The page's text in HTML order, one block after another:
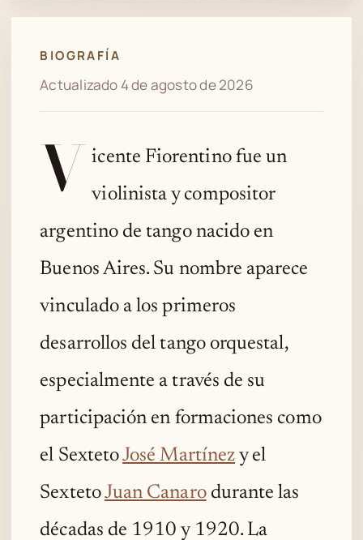
BIOGRAFÍA
Actualizado 4 de agosto de 2026
V icente Fiorentino fue un
violinista y compositor
argentino de tango nacido en
Buenos Aires. Su nombre aparece
vinculado a los primeros
desarrollos del tango orquestal,
especialmente a través de su
participación en formaciones como
el SextetoJosé Martínez y el
SextetoJuan Canarodurante las
décadas de 1910 y 1920. La